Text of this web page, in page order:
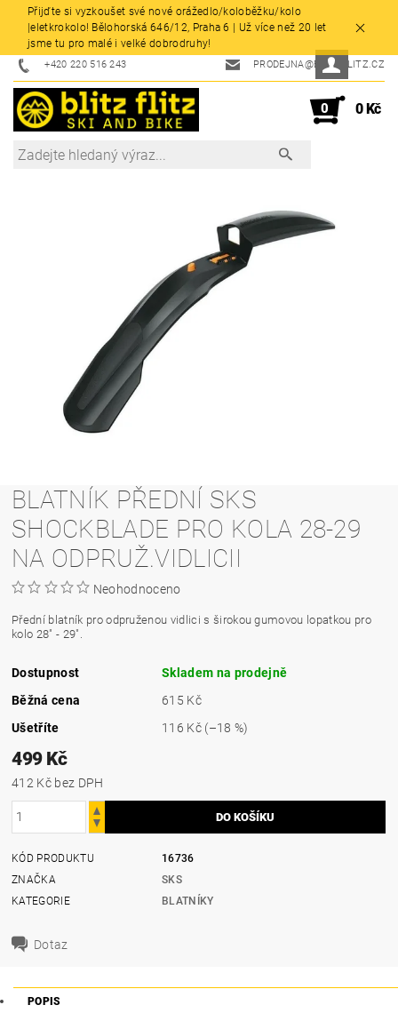
Přijďte si vyzkoušet své nové orážedlo/koloběžku/kolo
|eletkrokolo! Bělohorská 646/12, Praha 6 | Už více než 20 let
jsme tu pro malé i velké dobrodruhy!
+420 220 516 243 PRODEJNA@BLITZFLITZ.CZ
0 0 Kč
BLATNÍK PŘEDNÍ SKS
SHOCKBLADE PRO KOLA 28-29
NA ODPRUŽ.VIDLICII
Neohodnoceno
Přední blatník pro odpruženou vidlici s širokou gumovou lopatkou pro
kolo 28" - 29".
Dostupnost
Skladem na prodejně
Běžná cena
615 Kč
Ušetříte
116 Kč (–18 %)
499 Kč
412 Kč bez DPH
KÓD PRODUKTU
16736
ZNAČKA
SKS
KATEGORIE
BLATNÍKY
Dotaz
POPIS